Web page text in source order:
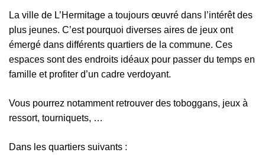
La ville de L’Hermitage a toujours œuvré dans l’intérêt des
plus jeunes. C’est pourquoi diverses aires de jeux ont
émergé dans différents quartiers de la commune. Ces
espaces sont des endroits idéaux pour passer du temps en
famille et profiter d’un cadre verdoyant.
Vous pourrez notamment retrouver des toboggans, jeux à
ressort, tourniquets, …
Dans les quartiers suivants :